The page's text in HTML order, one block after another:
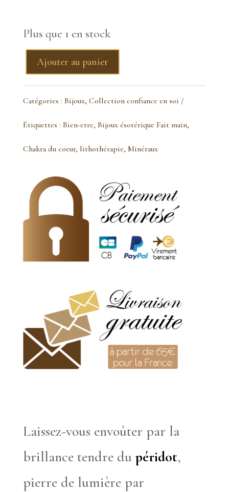
Plus que 1 en stock
quantité
de
Boucles
d'oreille
Ajouter au panier
Catégories : Bijoux, Collection confiance en soi
Étiquettes : Bien-etre, Bijoux ésotérique Fait main,
Chakra du coeur, lithothérapie, Minéraux
Laissez-vous envoûter par la
brillance tendre dupéridot,
pierre de lumière par